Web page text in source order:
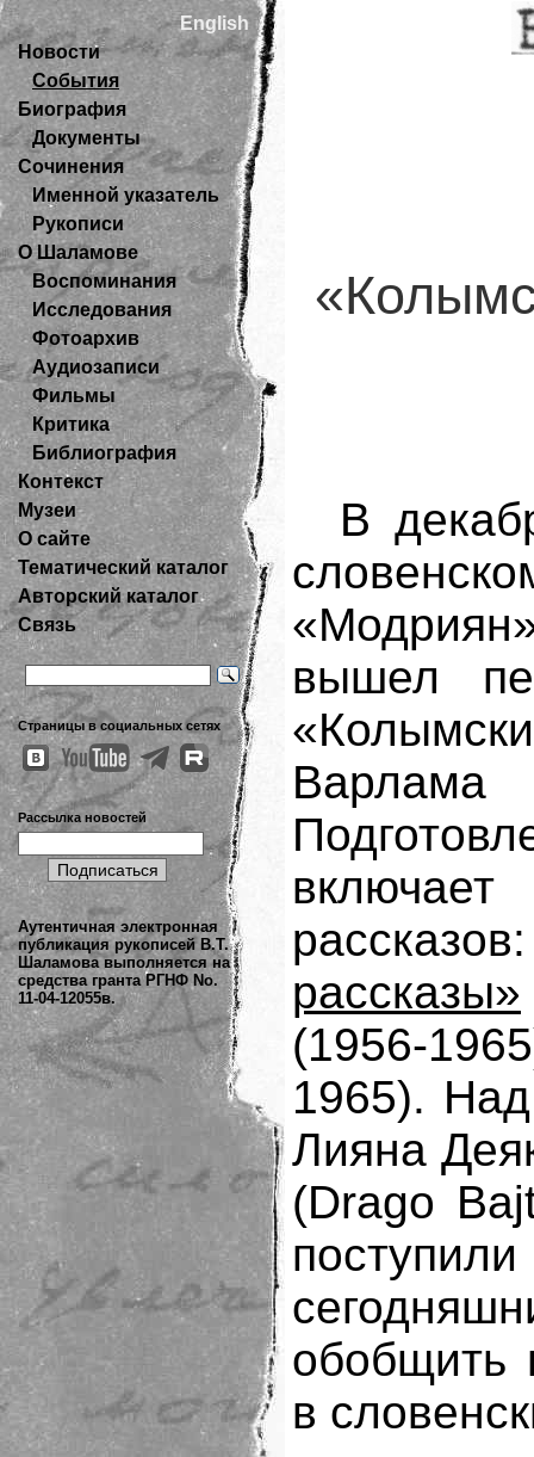
English
Новости
События
Биография
Документы
Сочинения
Именной указатель
Рукописи
О Шаламове
Воспоминания
Исследования
Фотоархив
Аудиозаписи
Фильмы
Критика
Библиография
Контекст
Музеи
О сайте
Тематический каталог
Авторский каталог
Связь
Страницы в социальных сетях
Рассылка новостей
Аутентичная электронная
публикация рукописей В.Т.
Шаламова выполняется на
средства гранта РГНФ No.
11-04-12055в.
В
вышел
рассказы»
(1956-
1965).
Лияна
(Drago
обобщить
в